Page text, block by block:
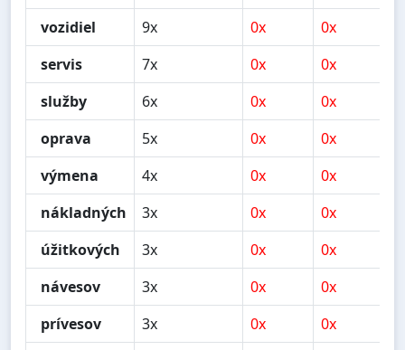
vozidiel
9x 0x 0x
servis
7x 0x 0x
služby
6x 0x 0x
oprava
5x 0x 0x
výmena
4x 0x 0x
nákladných
3x 0x 0x
úžitkových
3x 0x 0x
návesov
3x 0x 0x
prívesov
3x 0x 0x